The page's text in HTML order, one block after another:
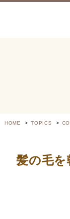
HOME TOPICS
髪の毛